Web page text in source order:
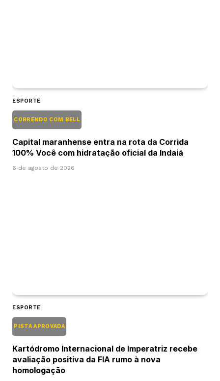
ESPORTE
CORRENDO COM BELL
Capital maranhense entra na rota da Corrida
100% Você com hidratação oficial da Indaiá
6 de agosto de 2026
ESPORTE
PISTA APROVADA
Kartódromo Internacional de Imperatriz recebe
avaliação positiva da FIA rumo à nova
homologação